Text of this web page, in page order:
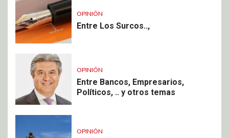
OPINIÓN
Entre Los Surcos..,
OPINIÓN
Entre Bancos, Empresarios,
Políticos, .. y otros temas
OPINIÓN